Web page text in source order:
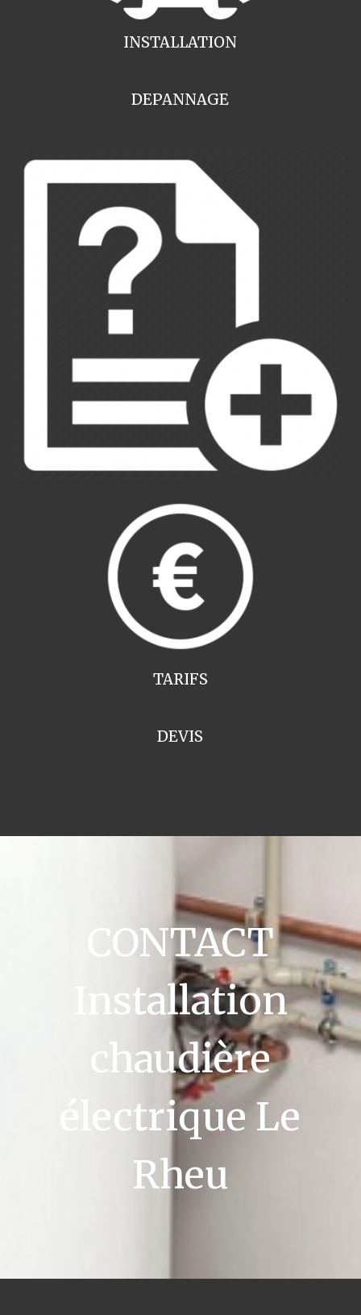
INSTALLATION
DEPANNAGE
TARIFS
DEVIS
CONTACT
Installation
chaudière
électrique Le
Rheu